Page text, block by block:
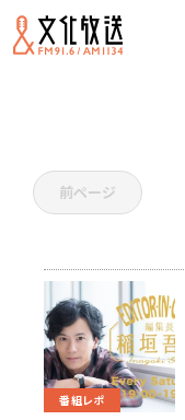
前ページ
番組レポ